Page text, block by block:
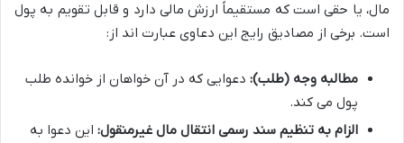
مال، یا حقی است که مستقیماً ارزش مالی دارد و قابل تقویم به پول
است. برخی از مصادیق رایج این دعاوی عبارت اند از:
مطالبه وجه (طلب): دعوایی که در آن خواهان از خوانده طلب
پول می کند.
الزام به تنظیم سند رسمی انتقال مال غیرمنقول: این دعوا به